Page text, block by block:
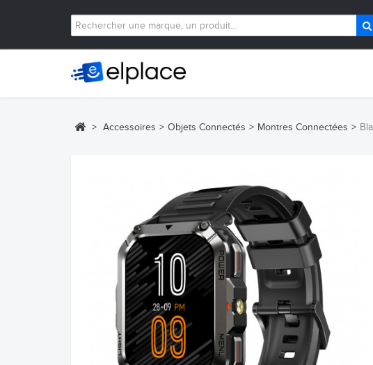
> Accessoires > Objets Connectés > Montres Connectées >